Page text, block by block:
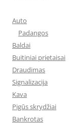
Auto
Padangos
Baldai
Buitiniai prietaisai
Draudimas
Signalizacija
Kava
Pigūs skrydžiai
Bankrotas